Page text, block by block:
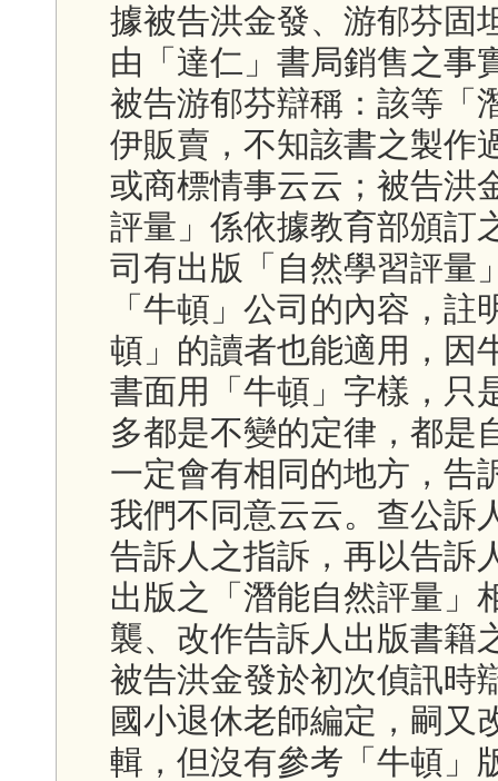
據被告洪金發、游郁芬固
由「達仁」書局銷售之事
被告游郁芬辯稱：該等「
伊販賣，不知該書之製作
或商標情事云云；被告洪
評量」係依據教育部頒訂
司有出版「自然學習評量
「牛頓」公司的內容，
頓」的讀者也能適用，因
書面用「牛頓」字樣，只
多都是不變的定律，都是
一定會有相同的地方，告
我們不同意云云。查公訴
告訴人之指訴，再以告訴
出版之「潛能自然評量」
襲、改作告訴人出版書籍
被告洪金發於初次偵訊時
國小退休老師編定，嗣又
輯，但沒有參考「牛頓」